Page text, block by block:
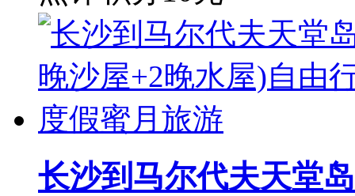
长沙到马尔代夫天堂